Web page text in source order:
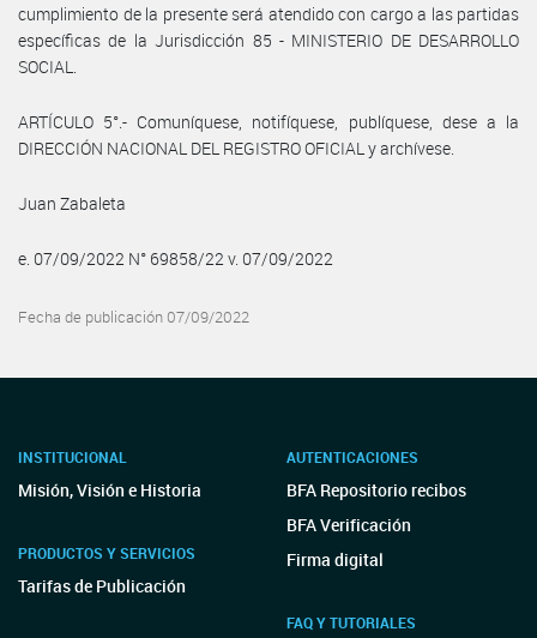
cumplimiento de la presente será atendido con cargo a las partidas
específicas de la Jurisdicción 85 - MINISTERIO DE DESARROLLO
SOCIAL.
ARTÍCULO 5°.- Comuníquese, notifíquese, publíquese, dese a la
DIRECCIÓN NACIONAL DEL REGISTRO OFICIAL y archívese.
Juan Zabaleta
e. 07/09/2022 N° 69858/22 v. 07/09/2022
Fecha de publicación 07/09/2022
INSTITUCIONAL
Misión, Visión e Historia
PRODUCTOS Y SERVICIOS
Tarifas de Publicación
AUTENTICACIONES
BFA Repositorio recibos
BFA Verificación
Firma digital
FAQ Y TUTORIALES